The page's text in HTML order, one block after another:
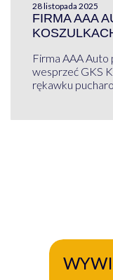
28 listopada 2025
FIRMA AAA
Firma AAA Auto
wesprzeć GKS
rękawku